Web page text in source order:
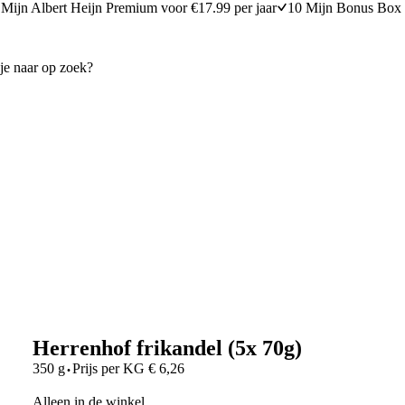
Mijn Albert Heijn Premium voor €17.99 per jaar 10 Mijn Bonus Box
Herrenhof frikandel (5x 70g)
350 g·Prijs per KG € 6,26
Alleen in de winkel